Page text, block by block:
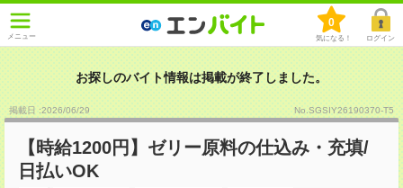
メニュー
0
気になる！ ログイン
お探しのバイト情報は掲載が終了しました。
掲載日 :2026/06/29 No.SGSIY26190370-T5
【時給1200円】ゼリー原料の仕込み・充填/
日払いOK